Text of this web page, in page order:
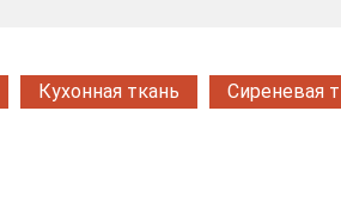
Кухонная ткань Сиреневая